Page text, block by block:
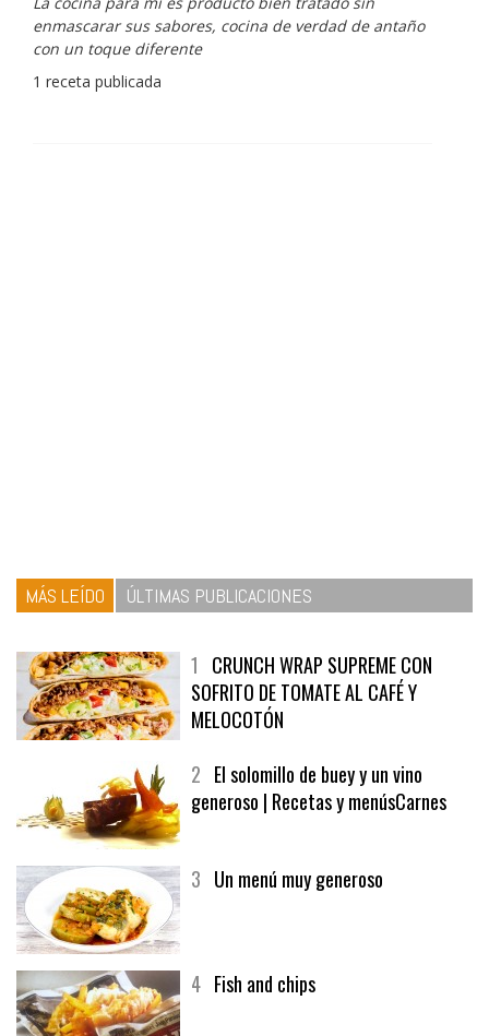
enmascarar sus sabores, cocina de verdad de antaño
con un toque diferente
1 receta publicada
MÁS LEÍDO ÚLTIMAS PUBLICACIONES
1 CRUNCH WRAP SUPREME CON
SOFRITO DE TOMATE AL CAFÉ Y
MELOCOTÓN
2 El solomillo de buey y un vino
generoso | Recetas y menúsCarnes
3 Un menú muy generoso
4 Fish and chips